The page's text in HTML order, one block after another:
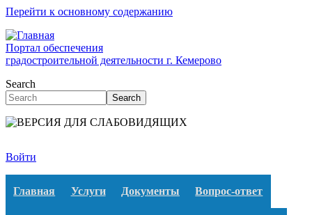
Перейти к основному содержанию
Портал обеспечения
градостроительной деятельности г. Кемерово
Search
Search
Войти
Главная Услуги Документы Вопрос-ответ